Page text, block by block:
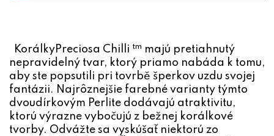
KorálkyPreciosa Chilli tm majú pretiahnutý
nepravidelný tvar, ktorý priamo nabáda k tomu,
aby ste popsutili pri tovrbě šperkov uzdu svojej
fantázii. Najrôznejšie farebné varianty týmto
dvoudírkovým Perlite dodávajú atraktivitu,
ktorú výrazne vybočujú z bežnej korálkové
tvorby. Odvážte sa vyskúšať niektorú zo